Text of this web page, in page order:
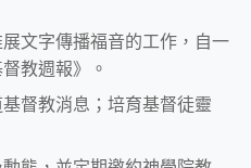
文字傳播福音的工作，自一
教週報》。
督教消息；培育基督徒靈